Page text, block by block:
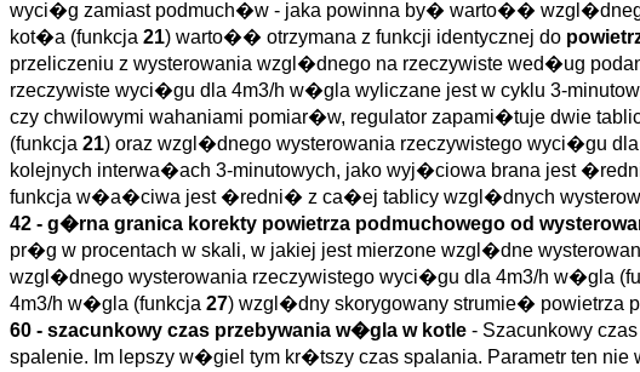
wyci�g zamiast podmuch�w - jaka powinna by� warto��
kot�a (funkcja 21) warto�� otrzymana z funkcji identycznej do
przeliczeniu z wysterowania wzgl�dnego na rzeczywiste wed�ug
rzeczywiste wyci�gu dla 4m3/h w�gla wyliczane jest w cyklu 3-
czy chwilowymi wahaniami pomiar�w, regulator zapami�tuje dwie
(funkcja 21) oraz wzgl�dnego wysterowania rzeczywistego wyci�gu
kolejnych interwa�ach 3-minutowych, jako wyj�ciowa brana jest
funkcja w�a�ciwa jest �redni� z ca�ej tablicy wzgl�dnych
42 - g�rna granica korekty powietrza podmuchowego od
pr�g w procentach w skali, w jakiej jest mierzone wzgl�dne
wzgl�dnego wysterowania rzeczywistego wyci�gu dla 4m3/h w�gla
4m3/h w�gla (funkcja 27) wzgl�dny skorygowany strumie� powietrza
60 - szacunkowy czas przebywania w�gla w kotle - Szacunkowy
spalenie. Im lepszy w�giel tym kr�tszy czas spalania. Parametr